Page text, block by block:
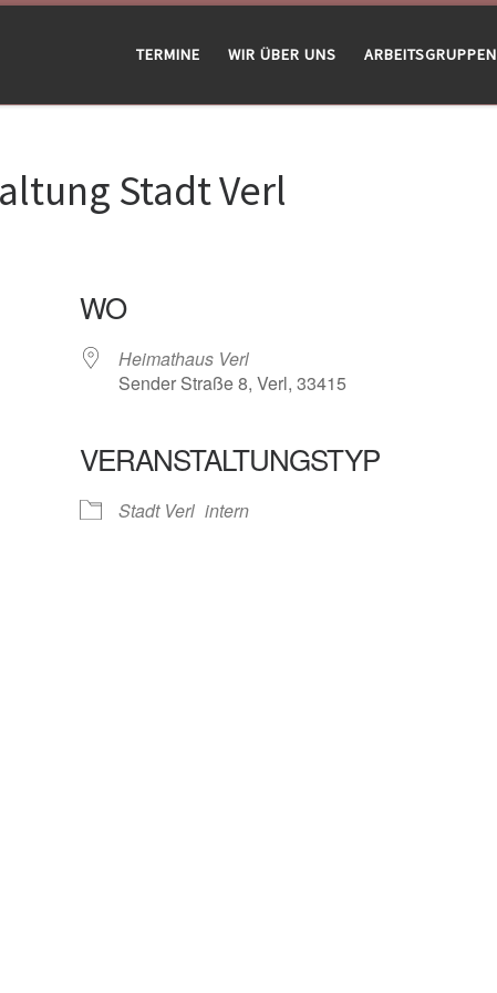
TERMINE WIR ÜBER UNS ARBEITSGRUPPEN
Stadt Verl
Kalender
WO
Heimathaus Verl
Sender Straße 8, Verl, 33415
VERANSTALTUNGSTYP
Stadt Verl intern